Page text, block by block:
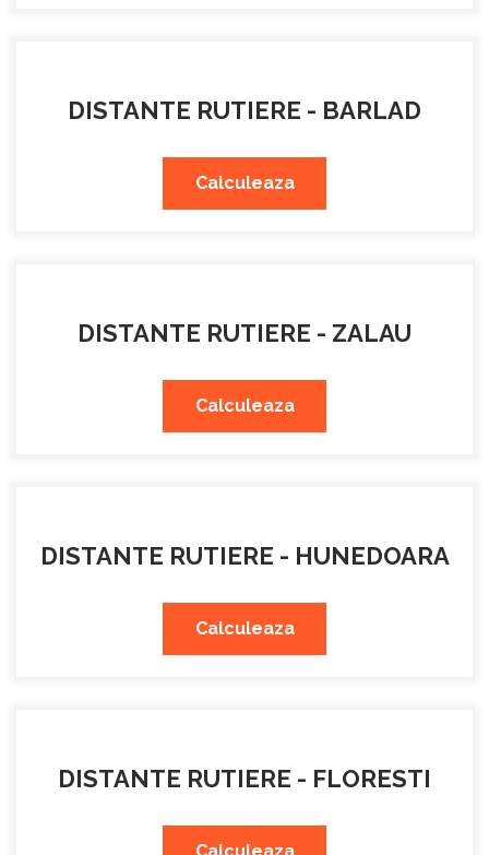
DISTANTE RUTIERE - BARLAD
Calculeaza
DISTANTE RUTIERE - ZALAU
Calculeaza
DISTANTE RUTIERE - HUNEDOARA
Calculeaza
DISTANTE RUTIERE - FLORESTI